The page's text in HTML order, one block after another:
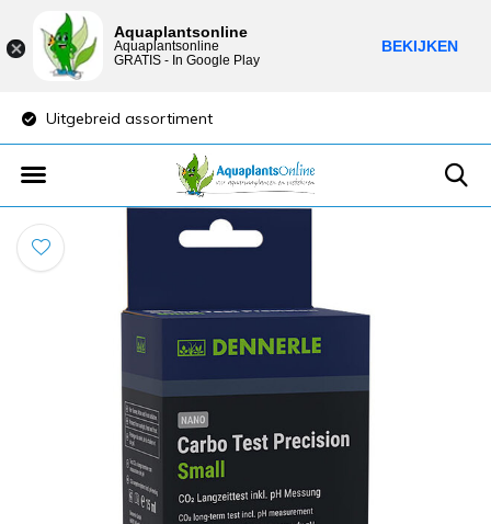
Uitgebreid assortiment
Aquaplantsonline
Aquaplantsonline
GRATIS - In Google Play
BEKIJKEN